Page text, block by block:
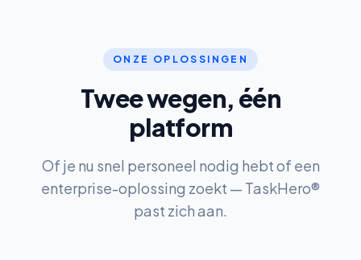
ONZE OPLOSSINGEN
Twee wegen, één
platform
Of je nu snel personeel nodig hebt of een
enterprise-oplossing zoekt — TaskHero®
past zich aan.